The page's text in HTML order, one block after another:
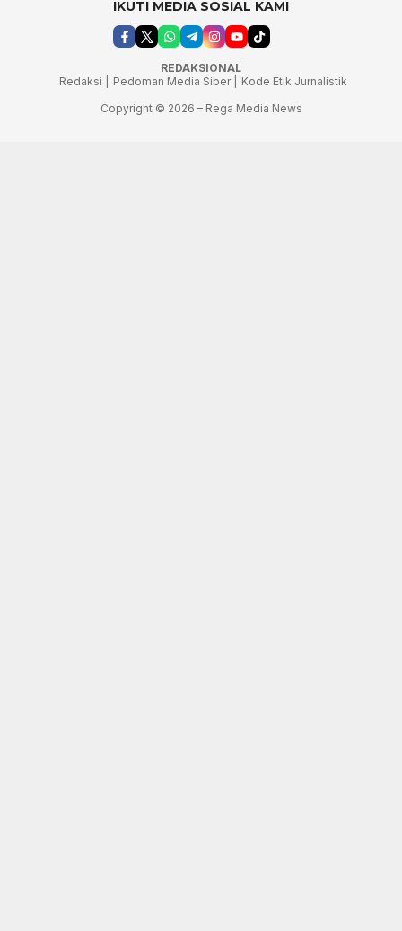
IKUTI MEDIA SOSIAL KAMI
REDAKSIONAL
Redaksi |
Pedoman Media Siber |
Kode Etik Jurnalistik
Copyright © 2026 – Rega Media News